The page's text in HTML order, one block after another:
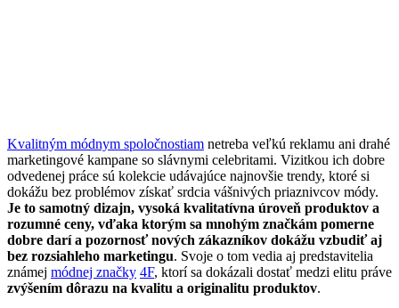
Kvalitným módnym spoločnostiam netreba veľkú reklamu ani drahé
marketingové kampane so slávnymi celebritami. Vizitkou ich dobre
odvedenej práce sú kolekcie udávajúce najnovšie trendy, ktoré si
dokážu bez problémov získať srdcia vášnivých priaznivcov módy.
Je to samotný dizajn, vysoká kvalitatívna úroveň produktov a
rozumné ceny, vďaka ktorým sa mnohým značkám pomerne
dobre darí a pozornosť nových zákazníkov dokážu vzbudiť aj
bez rozsiahleho marketingu. Svoje o tom vedia aj predstavitelia
známej módnej značky 4F, ktorí sa dokázali dostať medzi elitu práve
zvýšením dôrazu na kvalitu a originalitu produktov.